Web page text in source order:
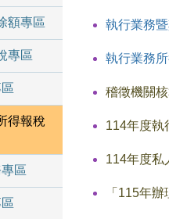
額專區
專區
得報稅
區
執行業務
執行業務
稽徵機關
114年度執
114年度私
「115年